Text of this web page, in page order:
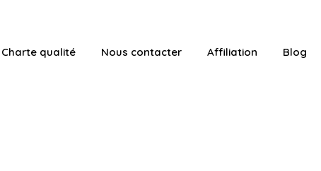
Charte qualité Nous contacter Affiliation Blog